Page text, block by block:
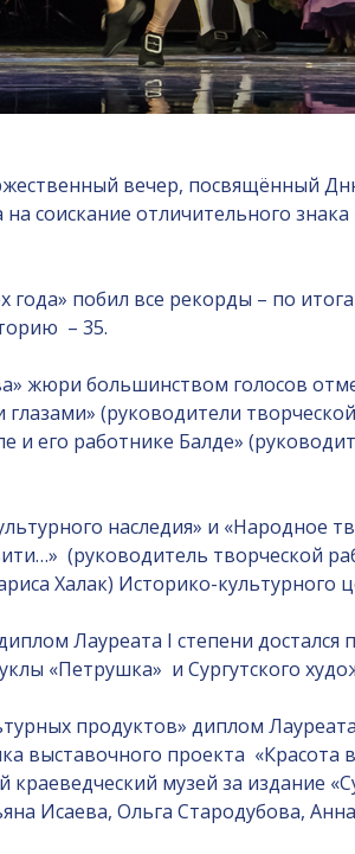
вечер, посвящённый
соискание отличительного
года» побил все рекорды – по
– 35.
жюри большинством голосов
глазами» (руководители
и его работнике Балде»
наследия» и «Народное
(руководитель творческой
Халак) Историко-культурного
Лауреата I степени
«Петрушка» и Сургутского
продуктов» диплом
выставочного проекта
музей за издание
Исаева, Ольга Стародубова,